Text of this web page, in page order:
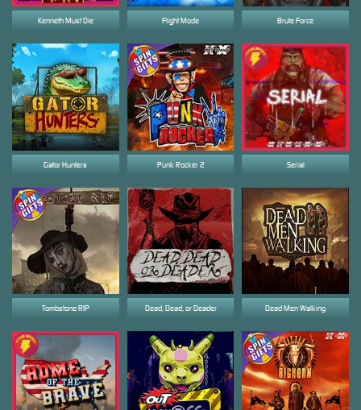
Dead, Dead, or Deader Dead Men Walking
Brute Force
Punk Rocker 2
Gator Hunters
Kenneth Must Die
Tombstone RIP
Flight Mode
Serial